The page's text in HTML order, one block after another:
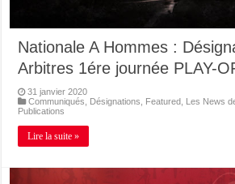
Nationale A Hommes :
Arbitres 1ére journée PLAY-
31 janvier 2020
Communiqués
Désignations Featured Les News
Publications
Lire la suite »